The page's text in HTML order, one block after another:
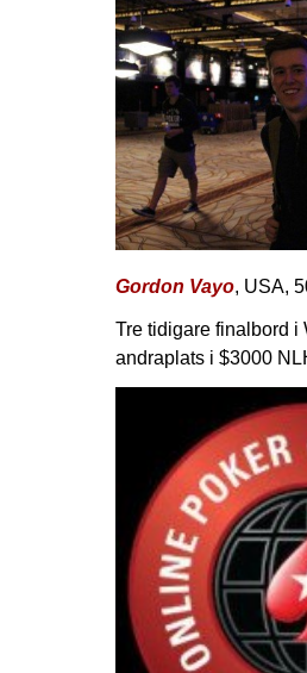
Gordon Vayo, USA,
Tre tidigare finalbord i
andraplats i $3000